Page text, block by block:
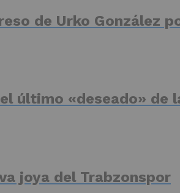
de Urko González
último «deseado» de
joya del Trabzonspor